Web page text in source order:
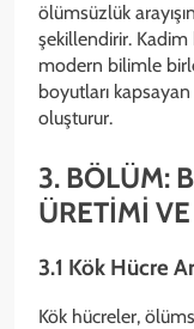
ölümsüzlük
şekillendirir.
modern bilimle
boyutları
oluşturur.
3. BÖLÜM:
ÜRETİMİ
3.1 Kök Hücre
Kök hücreler,